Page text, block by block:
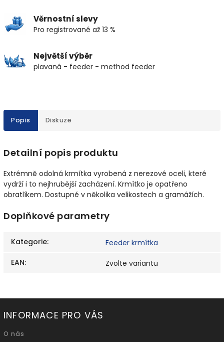
Věrnostní slevy
Pro registrované až 13 %
Největší výběr
plavaná - feeder - method feeder
Popis Diskuze
Detailní popis produktu
Extrémně odolná krmítka vyrobená z nerezové oceli, které
vydrží i to nejhrubější zacházení. Krmítko je opatřeno
obratlíkem. Dostupné v několika velikostech a gramážích.
Doplňkové parametry
Kategorie:
Feeder krmítka
EAN: Zvolte variantu
INFORMACE PRO VÁS
O nás